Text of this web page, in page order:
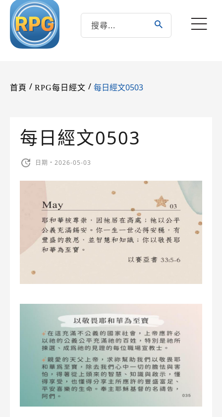
首頁 / RPG每日經文 / 每日經文0503
每日經文0503
日期・2026-05-03